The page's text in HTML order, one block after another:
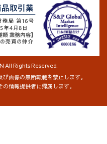
All Rights Reserved.
画像の無断転載を禁止します。
情報提供者に帰属します。